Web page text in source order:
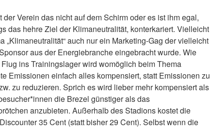
der Verein das nicht auf dem Schirm oder es ist ihm egal,
das hehre Ziel der Klimaneutralität, konterkariert. Vielleicht
„Klimaneutralität“ auch nur ein Marketing-Gag der vielleicht
aus der Energiebranche eingebracht wurde. Wie
ins Trainingslager wird womöglich beim Thema
Emissionen einfach alles kompensiert, statt Emissionen zu
zu reduzieren. Sprich es wird lieber mehr kompensiert als
die Brezel günstiger als das
anzubieten. Außerhalb des Stadions kostet die
35 Cent (statt bisher 29 Cent). Selbst wenn die